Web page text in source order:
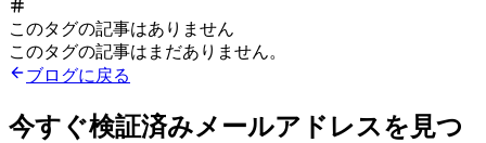
このタグの記事はありません
このタグの記事はまだありません。
ブログに戻る
今すぐ検証済みメールアドレスを見つ